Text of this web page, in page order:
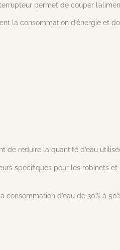
permet de couper
la consommation d’énergie et
réduire la quantité d’eau
spécifiques pour les robinets
d’eau de 30% à